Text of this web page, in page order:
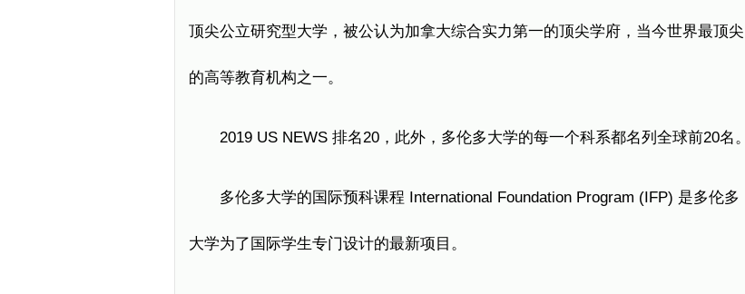
顶尖公立研究型大学，被公认为加拿大综合实力第一的顶尖学府，当今世界最顶尖
的高等教育机构之一。
2019 US NEWS 排名20，此外，多伦多大学的每一个科系都名列全球前20名。
多伦多大学的国际预科课程 International Foundation Program (IFP) 是多伦多
大学为了国际学生专门设计的最新项目。